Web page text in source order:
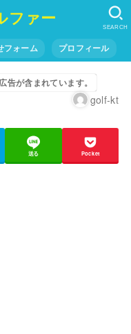
ファー
フォーム プロフィール
SEARCH
告が含まれています。
golf-kt
送る Pocket